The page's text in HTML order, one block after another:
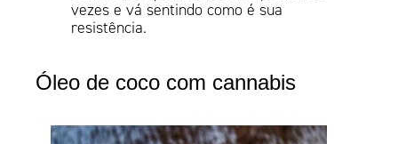
vezes e vá sentindo como é sua
resistência.
Óleo de coco com cannabis